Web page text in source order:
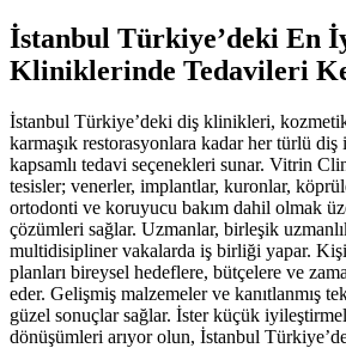
İstanbul Türkiye’deki En
Kliniklerinde Tedavileri
İstanbul Türkiye’deki diş klinikleri,
karmaşık restorasyonlara kadar her türlü diş
kapsamlı tedavi seçenekleri sunar. Vitrin
tesisler; venerler, implantlar, kuronlar,
ortodonti ve koruyucu bakım dahil olmak
çözümleri sağlar. Uzmanlar, birleşik
multidisipliner vakalarda iş birliği yapar.
planları bireysel hedeflere, bütçelere ve
eder. Gelişmiş malzemeler ve kanıtlanmış
güzel sonuçlar sağlar. İster küçük
dönüşümleri arıyor olun, İstanbul